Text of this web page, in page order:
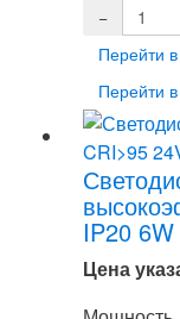
Перейти
Перейти в
IP20 6W
Цена